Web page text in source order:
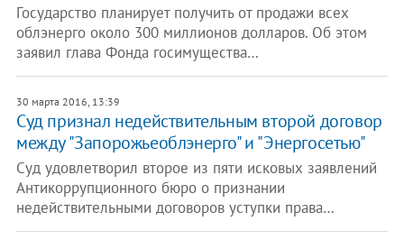
Государство планирует получить от продажи всех
облэнерго около 300 миллионов долларов. Об этом
заявил глава Фонда госимущества…
30 марта 2016, 13:39
Суд признал недействительным второй договор
между "Запорожьеоблэнерго" и "Энергосетью"
Суд удовлетворил второе из пяти исковых заявлений
Антикоррупционного бюро о признании
недействительными договоров уступки права…